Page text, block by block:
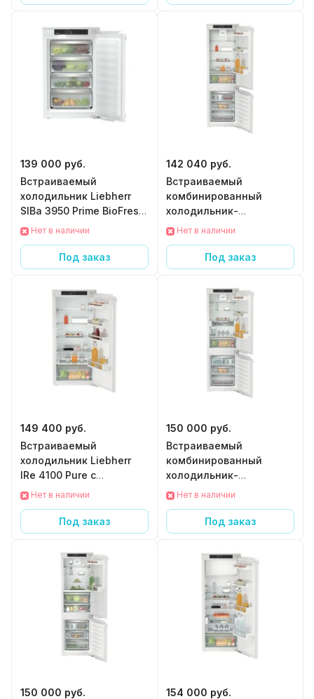
139 000 руб.
Встраиваемый
холодильник Liebherr
SIBa 3950 Prime BioFresh
с функцией BioFresh
Нет в наличии
Под заказ
142 040 руб.
Встраиваемый
комбинированный
холодильник-
морозильник Liebherr
EasyFresh и NoFrost
Нет в наличии
Под заказ
149 400 руб.
Встраиваемый
холодильник Liebherr
IRe 4100 Pure с
EasyFresh
Нет в наличии
Под заказ
150 000 руб.
Встраиваемый
комбинированный
холодильник-
морозильник Liebherr
EasyFresh и NoFrost
Нет в наличии
Под заказ
150 000 руб.
154 000 руб.